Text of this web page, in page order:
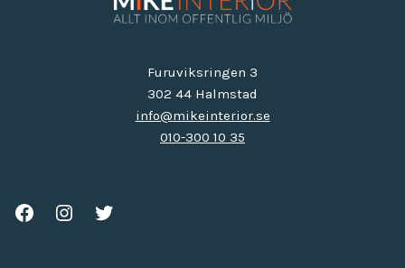
Furuviksringen 3
302 44 Halmstad
info@mikeinterior.se
010-300 10 35